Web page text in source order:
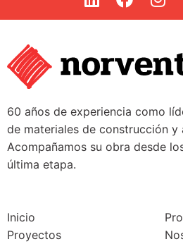
60 años de experiencia como
de materiales de construcción y
Acompañamos su obra desde
última etapa.
Inicio
Proyectos